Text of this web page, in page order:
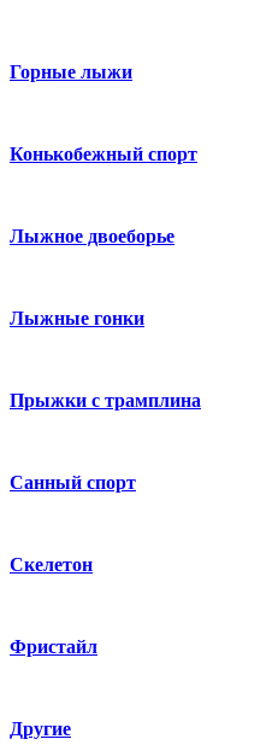
Горные лыжи
Конькобежный спорт
Лыжное двоеборье
Лыжные гонки
Прыжки с трамплина
Санный спорт
Скелетон
Фристайл
Другие